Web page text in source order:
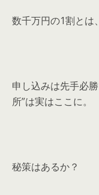
数千万円の1割とは
申し込みは先手必
所”は実はここに。
秘策はあるか？